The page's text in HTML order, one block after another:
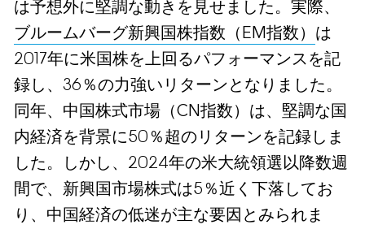
は予想外に堅調な動きを見せました。実際、
ブルームバーグ新興国株指数（EM指数） は
2017年に米国株を上回るパフォーマンスを記
録し、36％の力強いリターンとなりました。
同年、中国株式市場（CN指数）は、堅調な国
内経済を背景に50％超のリターンを記録しま
した。しかし、2024年の米大統領選以降数週
間で、新興国市場株式は5％近く下落してお
り、中国経済の低迷が主な要因とみられま